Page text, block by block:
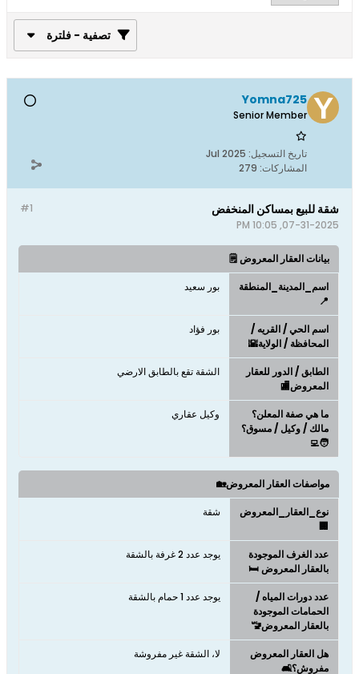
تصفية - فلترة
Yomna725
Senior Member
تاريخ التسجيل: Jul 2025
المشاركات: 279
#1 شقة للبيع بمساكن المنخفض
07-31-2025, 10:05 PM
بيانات العقار المعروض 🗒️
اسم_المدينة_المنطقة
📍
بور سعيد
اسم الحي / القريه /
المحافظة / الولاية🌇
بور فؤاد
الطابق / الدور للعقار
المعروض🏬
الشقة تقع بالطابق الارضي
ما هي صفة المعلن؟
مالك / وكيل / مسوق؟
🧑‍💻
وكيل عقاري
مواصفات العقار المعروض🏡
نوع_العقار_المعروض
🏢
شقة
عدد الغرف الموجودة
بالعقار المعروض 🛏️
يوجد عدد 2 غرفة بالشقة
عدد دورات المياه /
الحمامات الموجودة
بالعقار المعروض🚾
يوجد عدد 1 حمام بالشقة
هل العقار المعروض
مفروش؟🛋️
لا، الشقة غير مفروشة